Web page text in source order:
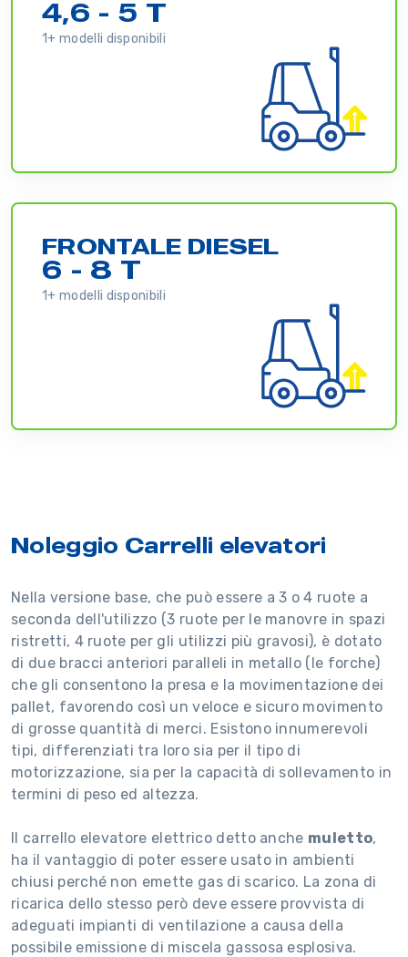
4,6 - 5 T
1+ modelli disponibili
FRONTALE DIESEL
6 - 8 T
1+ modelli disponibili
Noleggio Carrelli elevatori
Nella versione base, che può essere a 3 o 4 ruote a
seconda dell'utilizzo (3 ruote per le manovre in spazi
ristretti, 4 ruote per gli utilizzi più gravosi), è dotato
di due bracci anteriori paralleli in metallo (le forche)
che gli consentono la presa e la movimentazione dei
pallet, favorendo così un veloce e sicuro movimento
di grosse quantità di merci. Esistono innumerevoli
tipi, differenziati tra loro sia per il tipo di
motorizzazione, sia per la capacità di sollevamento in
termini di peso ed altezza.
Il carrello elevatore elettrico detto anche muletto,
ha il vantaggio di poter essere usato in ambienti
chiusi perché non emette gas di scarico. La zona di
ricarica dello stesso però deve essere provvista di
adeguati impianti di ventilazione a causa della
possibile emissione di miscela gassosa esplosiva.